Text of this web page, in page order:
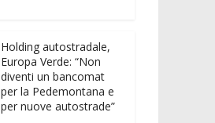
Holding autostradale,
Europa Verde: “Non
diventi un bancomat
per la Pedemontana e
per nuove autostrade”